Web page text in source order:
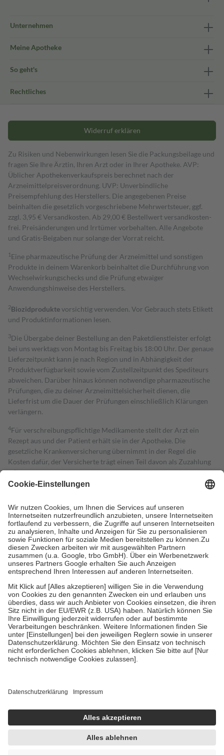
Unternehmen
Meine Apotheke
So geht's
Rechtliches
Widerruf erklären
Zu Risiken und Nebenwirkungen lesen Sie die Packungsbeilage und
fragen Sie Ihre Ärztin, Ihren Arzt oder in Ihrer Apotheke. AVP:
Üblicher Apothekenverkaufspreis berechnet nach der
Arzneimittelpreisverordnung. UVP: Unverbindliche
Preisempfehlung des Herstellers. Die angegebenen Preise
beinhalten die gesetzlich vorgeschriebene Mehrwertsteuer, ggf.
zzgl. 3,95 € Versandkosten. Ab 29,00 € Bestell­wert versand­kosten­
frei. Preisänderungen und Irrtümer vorbehalten. Alle Angebote
und Gratis-Beigaben nur solange der Vorrat reicht.
1 Eine pharmazeutische Prüfung der Arzneimittel und sonstigen
Produkte in deinem Warenkorb beinhaltet die Durchführung von
Wechselwirkungschecks und die Prüfung etwaiger
Anwendungshinweise des Herstellers.
2Biozidproduktevorsichtig verwenden. Vor Gebrauch stets Etikett
und Produktinformationen lesen.
3Die Übergabe deiner Bestellung an den Paketdienstleister erfolgt
bei uns werktags von Montag bis Freitag bis 18:00 Uhr. Der genaue
Lieferzeitpunkt kann je nach Region und in Abhängigkeit der
Produktverfügbarkeit sowie vom Zustellzeitpunkt des Spediteurs
abweichen. Darüber hinaus können notwendige pharmazeutische
Prüfungen, die zu deiner Arzneimittelsicherheit dienen, die
Lieferfrist um die Dauer der Prüfungen einschließlich Klärungen
verlängern.
4Für verschreibungspflichtige Medikamente stellt der Arzt ein
Rezept aus und der Patient erhält sie in der Apotheke. Die
gesetzliche Krankenversicherung übernimmt in der Regel die
Kosten dafür, der Versicherte trägt einen Teil davon als Zuzahlung
mit.
Grundsätzlich leisten Mitglieder Zuzahlungen in Höhe von zehn
höchstens zehn Euro.
Es sind jedoch nie mehr als die tatsächlichen
Kosten der Leistung zu entrichten.
Diese Regeln gelten grundsätzlich auch für Online-Apotheken.
Bei Heilmitteln und häuslicher Krankenpflege beträgt die
Zuzahlung zehn Prozent der Kosten sowie zehn Euro je
Verordnung.
Um das Engagement der Versicherten für ihre eigene Gesundheit zu
stärken und die besondere Stellung der Familie zu unterstützen,
fallenkeine Zuzahlungenan bei:
• Kindern und Jugendlichen bis zum vollendeten 18. Lebensjahr
mit Ausnahme der Fahrkosten
• Untersuchungen zur Vorsorge und Früherkennung, die von der
GKV getragen werden
• empfohlenen Schutzimpfungen
• Harn- und Blutteststreifen
getroffen, um sicherzustellen, dass es sich um echte Bewertungen
https://help.etrusted.com/hc/de/articles/4419944605341
Einige Bilder und Inhalte wurden unter Zuhilfenahme künstlicher